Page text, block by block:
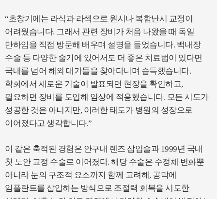
“초창기에는 라식과 라섹으로 원시나 복합난시 교정이
어려웠습니다. 그래서 관련 장비가 처음 나왔을 때 독일
만하임을 직접 방문해 배우며 설명을 들었습니다. 백내장
수술 등 다양한 술기에 있어서도 더 좋은 치료법이 있다면
국내를 넘어 해외 대가들을 찾아다니며 습득했습니다.
학회에서 새로운 기술이 발표되면 현장을 확인하고,
필요하면 장비를 도입해 임상에 적용했습니다. 모든 시도가
성공한 것은 아니지만, 이러한 태도가 병원의 성장으로
이어졌다고 생각합니다.”
이 같은 축적된 경험은 안구내 렌즈 삽입술과 1999년 국내
첫 노안 교정 수술로 이어졌다. 해당 수술은 수정체 변화뿐
아니라 눈의 구조적 요소까지 함께 고려해, 공막에
임플란트를 삽입하는 방식으로 조절력 회복을 시도한